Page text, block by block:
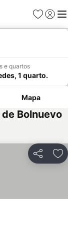
Favoritos
Iniciar
e quartos
1 quarto.
Mapa
Bolnuevo
Partilhar